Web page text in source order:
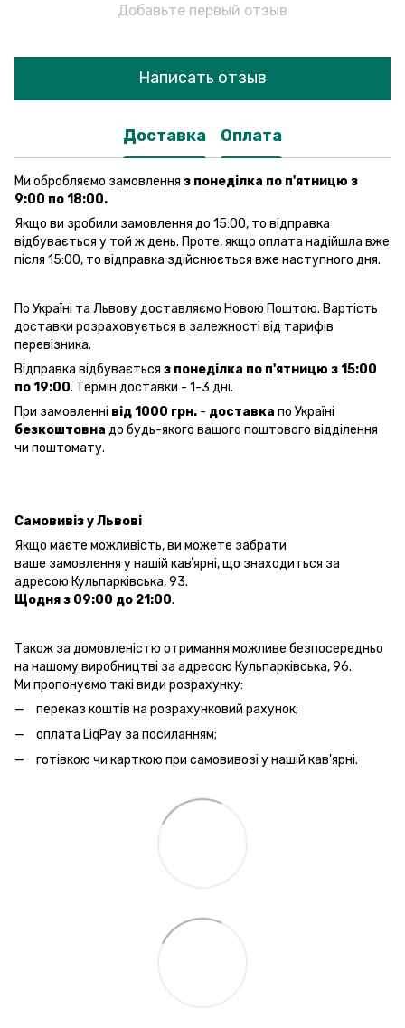
Добавьте первый отзыв
Написать отзыв
Доставка Оплата
Ми обробляємо замовлення з понеділка по п'ятницю з
9:00 по 18:00.
Якщо ви зробили замовлення до 15:00, то відправка
відбувається у той ж день. Проте, якщо оплата надійшла вже
після 15:00, то відправка здійснюється вже наступного дня.
По Україні та Львову доставляємо Новою Поштою. Вартість
доставки розраховується в залежності від тарифів
перевізника.
Відправка відбувається з понеділка по п'ятницю з 15:00
по 19:00. Термін доставки - 1-3 дні.
При замовленні від 1000 грн. - доставка по Україні
безкоштовна до будь-якого вашого поштового відділення
чи поштомату.
Самовивіз у Львові
Якщо маєте можливість, ви можете забрати
ваше замовлення у нашій кавʼярні, що знаходиться за
адресою Кульпарківська, 93.
Щодня з 09:00 до 21:00.
Також за домовленістю отримання можливе безпосередньо
на нашому виробництві за адресою Кульпарківська, 96.
Ми пропонуємо такі види розрахунку:
переказ коштів на розрахунковий рахунок;
оплата LiqPay за посиланням;
готівкою чи карткою при самовивозі у нашій кав'ярні.